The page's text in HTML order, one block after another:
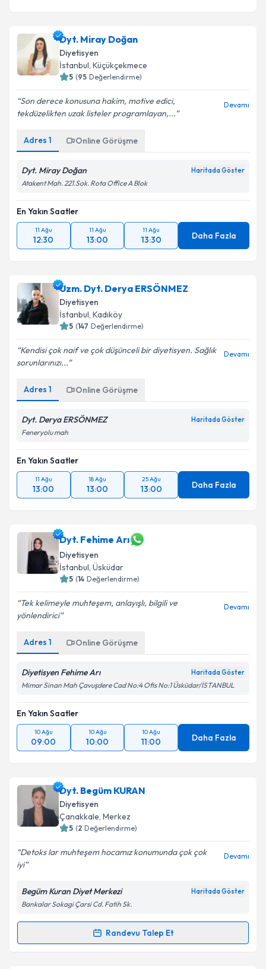
Dyt. Miray Doğan
Diyetisyen
İstanbul, Küçükçekmece
5 (95 Değerlendirme)
Son derece konusuna hakim, motive edici,
tekdüzelikten uzak listeler programlayan,...
Devamı
Adres 1 Online Görüşme
Dyt. Miray Doğan Haritada Göster
Atakent Mah. 221.Sok. Rota Office A Blok
En Yakın Saatler
11 Ağu
12:30
11 Ağu
13:00
11 Ağu
13:30 Daha Fazla
Uzm. Dyt. Derya ERSÖNMEZ
Diyetisyen
İstanbul, Kadıköy
5 (147 Değerlendirme)
Kendisi çok naif ve çok düşünceli bir diyetisyen. Sağlık
sorunlarınızı...
Devamı
Adres 1 Online Görüşme
Dyt. Derya ERSÖNMEZ Haritada Göster
Feneryolu mah
En Yakın Saatler
11 Ağu
13:00
18 Ağu
13:00
25 Ağu
13:00 Daha Fazla
Dyt. Fehime Arı
Diyetisyen
İstanbul, Üsküdar
5 (14 Değerlendirme)
Tek kelimeyle muhteşem, anlayışlı, bilgili ve
yönlendirici
Devamı
Adres 1 Online Görüşme
Diyetisyen Fehime Arı Haritada Göster
Mimar Sinan Mah Çavuşdere Cad No:4 Ofis No:1 Üsküdar/İSTANBUL
En Yakın Saatler
10 Ağu
09:00
10 Ağu
10:00
10 Ağu
11:00 Daha Fazla
Dyt. Begüm KURAN
Diyetisyen
Çanakkale, Merkez
5 (2 Değerlendirme)
Detoks lar muhteşem hocamız konumunda çok çok
iyi
Devamı
Begüm Kuran Diyet Merkezi Haritada Göster
Bankalar Sokagi Çarsi Cd. Fatih Sk.
Randevu Talep Et
Randevu Takvimi Talebi